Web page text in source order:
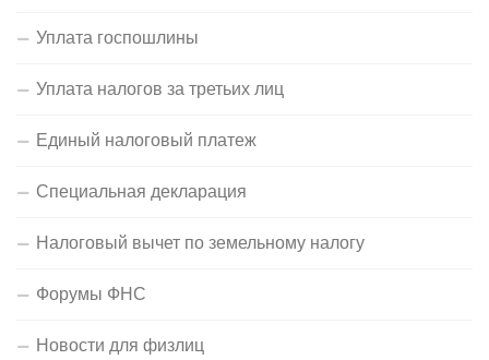
Уплата госпошлины
Уплата налогов за третьих лиц
Единый налоговый платеж
Специальная декларация
Налоговый вычет по земельному налогу
Форумы ФНС
Новости для физлиц